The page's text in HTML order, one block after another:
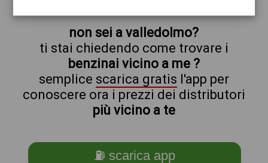
non sei a valledolmo?
ti stai chiedendo come trovare i
benzinai vicino a me ?
semplice scarica gratis l'app per
conoscere ora i prezzi dei distributori
più vicino a te
⛽ scarica app